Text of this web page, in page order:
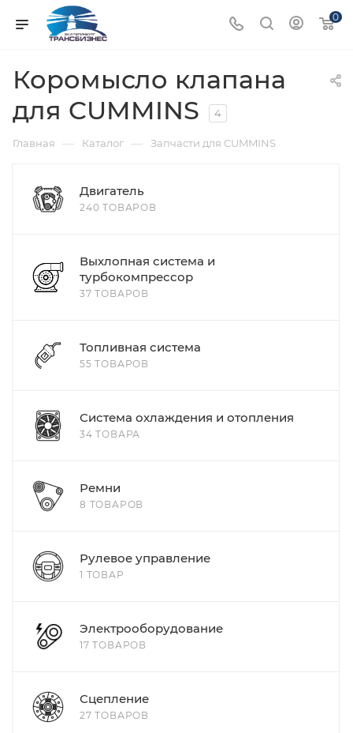
0
Коромысло клапана
для CUMMINS
4
Главная — Каталог — Запчасти для CUMMINS
Двигатель
240 ТОВАРОВ
Выхлопная система и
турбокомпрессор
37 ТОВАРОВ
Топливная система
55 ТОВАРОВ
Система охлаждения и отопления
34 ТОВАРА
Ремни
8 ТОВАРОВ
Рулевое управление
1 ТОВАР
Электрооборудование
17 ТОВАРОВ
Сцепление
27 ТОВАРОВ